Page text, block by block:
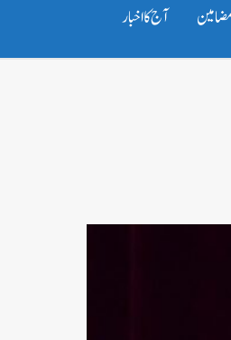
آج کا اخبار